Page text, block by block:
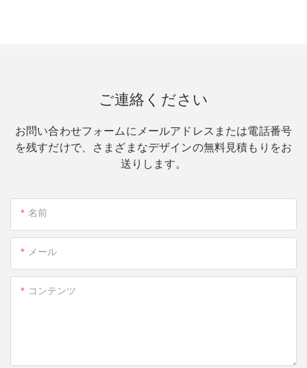
ご連絡ください
お問い合わせフォームにメールアドレスまたは電話番号
を残すだけで、さまざまなデザインの無料見積もりをお
送りします。
名前
メール
コンテンツ